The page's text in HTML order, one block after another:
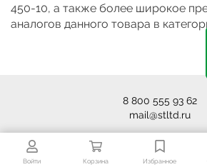
Войти Корзина Избранное
450-10, а также более широкое
аналогов данного товара в
8 800 555 93 62
mail@stltd.ru